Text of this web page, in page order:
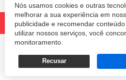
Nós usamos cookies e outras
melhorar a sua experiência em
publicidade e recomendar
utilizar nossos serviços, você
monitoramento.
RecusarTermos e Políticas de Uso